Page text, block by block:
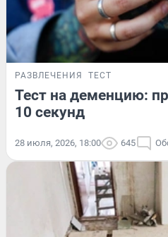
РАЗВЛЕЧЕНИЯ ТЕСТ
Тест на деменцию:
10 секунд
28 июля, 2026, 18:00 645